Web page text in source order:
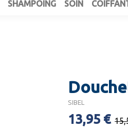
SHAMPOING SOIN
SIBEL
13,95 €